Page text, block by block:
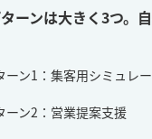
ーンは大きく3つ。
ーン1：集客用シミュレ
ーン2：営業提案支援